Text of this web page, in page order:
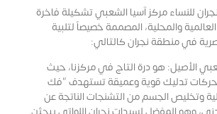
للنساء مركز آسيا الشعبي تشكيلة فاخرة
والمحلية، المصممة خصيصاً لتلبية
في منطقة نجران كالتالي:
الأصيل: هو درة التاج في مركزنا، حيث
تدليك قوية وعميقة تستهدف “فك
وتخليص الجسم من التشنجات الناتجة عن